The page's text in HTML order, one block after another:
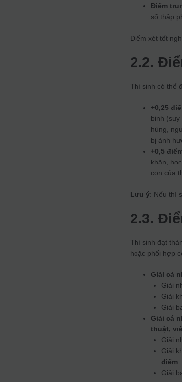
Điểm
số thập
Điểm xét tốt
2.2.
Thí sinh có thể
+0,25
binh (suy
hùng,
bị ảnh
+0,5
khăn,
con của
Lưu ý: Nếu thí
2.3.
Thí sinh đạt
hoặc phối hợp
Giải cá
Giải
Giải
Giải
Giải cá
thuật,
Giải
Giải
điểm
Giải